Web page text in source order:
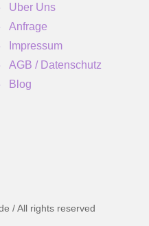
Uber Uns
Anfrage
Impressum
AGB / Datenschutz
Blog
/ All rights reserved